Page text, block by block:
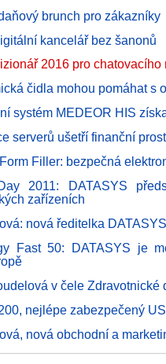
brunch pro zákazníky
kancelář bez šanonů
2016 pro chatovacího
čidla mohou pomáhat s
systém MEDEOR HIS
serverů ušetří finanční
Filler: bezpečná
2011: DATASYS
zařízeních
nová ředitelka DATASYS
Fast 50: DATASYS je
v čele Zdravotnické
nejlépe zabezpečený
nová obchodní a